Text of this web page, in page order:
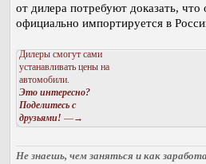
от дилера потребуют доказать, что
официально импортируется в
Дилеры смогут сами
устанавливать цены на
автомобили.
Это интересно?
Поделитесь с
друзьями! —→
Не знаешь, чем заняться и как